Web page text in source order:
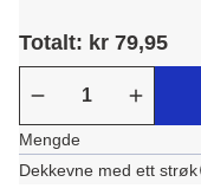
Totalt: kr 79,95
Mengde
Dekkevne med ett strøk